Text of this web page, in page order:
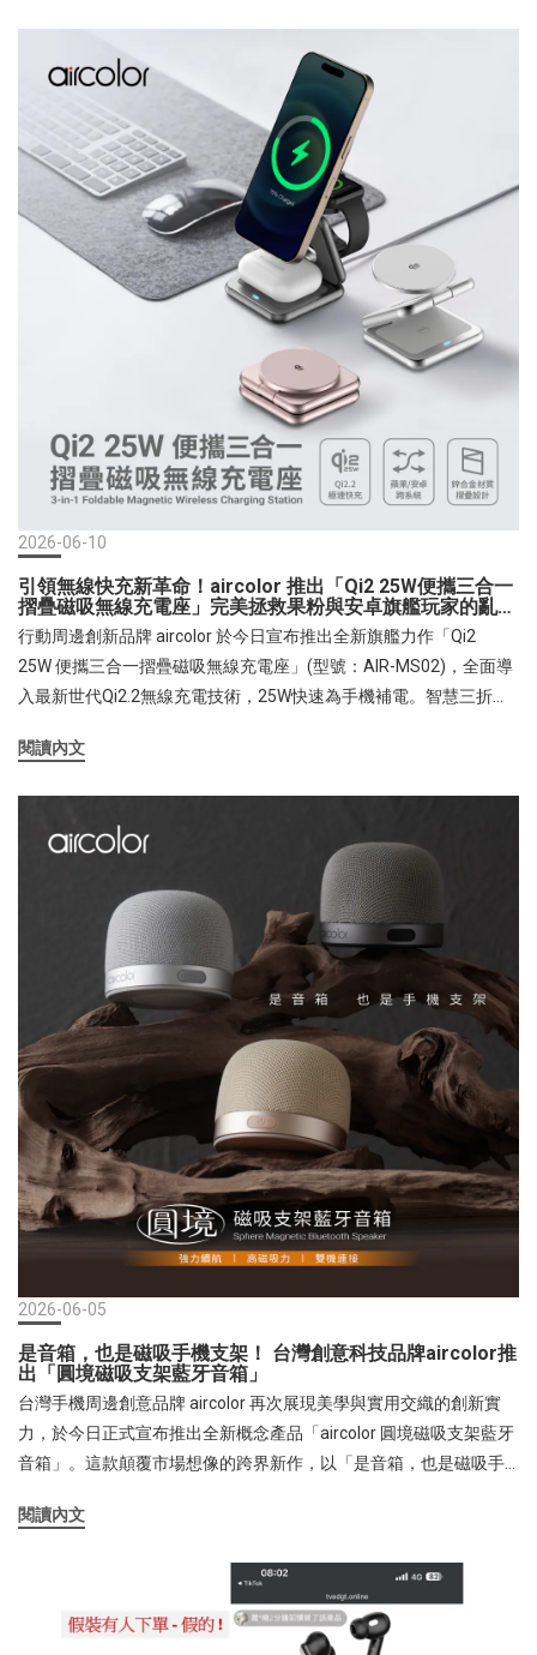
陽台到露營等各類戶外場景的送風與空氣循環需求，成為 2026 年夏
季最受矚目的智慧生活家電。 PM 觀點：打破空間維度，讓「風」
自由流動富佳泰國際資深產品經理Alvin Huang表示：「在研發這款
產品時，我們發現現代人在生活空間上的轉換變得極為頻繁。消費
者不只要吹風，更在乎空氣的高效循環，同時又痛恨被繁雜的電線
綁架。FUNY 無線 3D 氣流循環扇的核心設計理念就是『自由與全
能』。我們將重量壓低至驚人的 1.9 公斤，並配備隱藏式提把與
Type-C 快速充電技術。長達 36 小時的續航力與邊充邊用的特性，
讓風扇不再只是固定於家中的一件電器，而是能夠隨身移動、隨心
所欲調節氣流的智能夥伴。此外，這是一款極致省電的直流 DC 馬達
循環扇，以最低的能源消耗，換取每秒達 10 米立方的大風量與極靜
音運行。」 結合三大生活運用場景，體現無與倫比的便利性為了讓
讀者深刻感受這款省電循環扇的實際威力，產品經理也舉例出最能
體現其優勢的日常與戶外生活場景：場景一：夏日露營與戶外美
學，36 小時涼爽不受限 在炎熱的戶外露營區，無電源插座的帳篷內
往往悶熱難耐。FUNY 循環扇 1.9 公斤的輕盈身形，用單指便能輕鬆
拎上車。長達 36 小時的電力續航，可持續在帳篷內源源不絕地輸送
強勁的「自然風」，其 3D 立體大範圍擺頭（上下 90°、左右 75°）
更能快速將戶外的沁涼空氣帶入帳篷中。即使夜晚在林間，其低分
貝運行也不會干擾蟲鳴與自然寧靜，讓戶外品質瞬間升級。場景
二：梅雨季室內乾衣救星，智慧乾衣模式高效循環 台灣氣候潮濕多
雨，陽台曬衣常面臨多日不乾、產生霉味的窘境。將 FUNY 循環扇移
至室內曬衣架旁，開啟專屬的「乾衣智慧功能模式」並將風扇調整
為向上 90° 仰角送風，每秒達 10 米立方的大風量能快速穿透衣物纖
流，大幅縮短衣物乾燥時間。場景三：臥室靜音舒眠，打造節能冷
暖氣神隊友 夜晚入睡時，開啟「睡眠風模式」，結合靜音低分貝運
作，讓您幾乎感受不到運轉聲，只留溫和舒適的微風拂面。智能液
晶顯示器可隨時掌握電量與溫度資訊，貼心不刺眼。搭配冷氣使用
時，其超省電的 3D 立體送風更能加速冷房效果、避免直吹造成身體
不適，在萬物皆漲的時代，是全家最省荷包的節能空調神隊友。 全
機能拆洗與高規格安心承諾除了功能強大，FUNY 在細節上更是面面
俱到。體積小巧不論擺放在陽台、廚房或者桌面或層架上都均不佔
空間。最讓家事族頭痛的清潔問題，也透過「全機可拆洗設計」迎
刃而解，輕鬆和灰塵髒汙說再見。全機更通過台灣 BSMI 安規認證，
並提供 12 個月產品保固。富佳泰「FUNY 無線 3D 氣流循環扇」目前
已在台灣群眾募資平台「嘖嘖 (zeczec)」成功募資達標，並於官
網、蝦皮旗艦店、momo、pc home、yahoo等各大通路開賣，誠摯
邀請注重生活品質與空間美學的消費者，一同體驗「風無拘束、涼
爽隨行」的 3D 氣流新生活。
2026-06-10
引領無線快充新革命！aircolor 推出「Qi2 25W便攜三合一
摺疊磁吸無線充電座」完美拯救果粉與安卓旗艦玩家的亂桌
面
行動周邊創新品牌 aircolor 於今日宣布推出全新旗艦力作「Qi2
25W 便攜三合一摺疊磁吸無線充電座」(型號：AIR-MS02)，全面導
入最新世代Qi2.2無線充電技術，25W快速為手機補電。智慧三折
遊，便攜不佔空間。鋅合金質感金屬色，融合了時尚美學與實用功
電時線材雜亂、攜帶不便的日常痛點，是專為現代高效率生活型態
打造的充電神器。三合一全面滿足，是充電座也是質感支架aircolor
「Qi2 25W 便攜三合一摺疊磁吸無線充電座」搭載最新的 Qi2.2 技
術，將磁吸快充功率進一步推向25W極速巔峰！相比於Qi2的15W 限
制，Qi2.2 效率提升極為有感，能以極高效率在短時間內補滿電力，
正式告別無線充電漫長等待的時代。針對蘋果生態系用戶，它能同
時為手機、Apple Watch 及 AirPods 進行無線充電，一機搞定所有
電力需求。對於安卓系統磁吸無線充電功能的主流機款，也能夠享
受快充的效率。aircolor AIR-MS02 擁有優雅的「月光銀」、「櫻粉
金」與「夜曜灰」三款時尚配色，能完美融入各種辦公桌面與居家
裝潢；在生活應用上，它更是生活與娛樂的絕佳夥伴。內建N52等級
強力磁鐵，12N超強磁吸力讓手機能精準吸附、穩固不滑落。消費者
在辦公或在廚房看食譜、生活中追劇時，可自由調整傾斜角度，將
充電座秒變「磁吸追劇支架」，一邊補電、一邊追劇、解放雙手，
享受前所未有的便利體驗。 跨世代無線充電大解密：Qi2.2、Qi2 與
Qi 效率有何不同？許多消費者在選購無線充電產品時，常被各種技
術規格搞得眼花繚亂。與傳統的qi磁吸充電技術比較傳統 Qi 規格
（基本充電）： 最早期的無線充電標準，充電功率普遍僅有 5W 至
7.5W（部分安卓可達 10W-15W）。由於缺乏磁吸對位，若手機放歪
會大幅增加能量損耗，導致充電變慢且手機發燙。Qi2 規格（磁吸進
化）： 由 WPC 無線充電聯盟以蘋果 MagSafe 為基礎開發的新標
準。導入了「磁吸精準對位 (MPP) 技術」，功率提升至 15W。因為
對位精準、減少能量損耗，充電速度比傳統 Qi 提升了近一倍，且發
aircolor AIR-MS02 率先搭載最新的 Qi2.2 技術，將跨系統旗艦新機
的磁吸快充功率進一步推向 25W 的極速巔峰！相比於 Qi2 的 15W 限
制，Qi2.2 效率提升極為有感，結合最優化的 PCM 電路管理與 NTC
閱讀內文
2026-06-05
是音箱，也是磁吸手機支架！ 台灣創意科技品牌aircolor推
出「圓境磁吸支架藍牙音箱」
台灣手機周邊創意品牌 aircolor 再次展現美學與實用交織的創新實
力，於今日正式宣布推出全新概念產品「aircolor 圓境磁吸支架藍牙
音箱」。這款顛覆市場想像的跨界新作，以「是音箱，也是磁吸手
力吸附技術，直擊現代人追劇、手遊、視訊的日常痛點，為消費者
定低功耗，擁有16小時超長續航，卻只有掌心大小的體積與91g極輕
量。超強磁吸力，隨手一吸，手機秒變行動影音劇院。還可以透過
TWS雙機無線串聯，建構立體環繞聲音場，立刻升級極致影音享
閱讀內文